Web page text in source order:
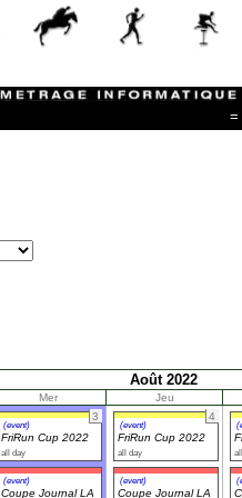
=
Août 2022
Mer
Jeu
3
(event)
FriRun Cup 2022
all day
(event)
Coupe Journal LA
4
(event)
FriRun Cup 2022
all day
(event)
Coupe Journal LA